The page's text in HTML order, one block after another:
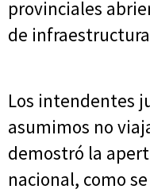
provinciales
de
Los intendentes
asumimos no
demostró la
nacional, como